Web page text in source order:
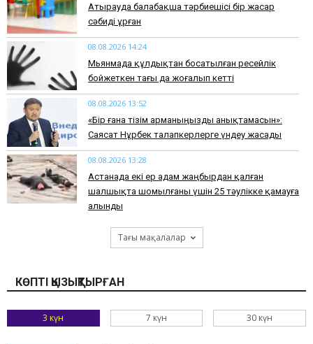
Атырауда балабақша тәрбиешісі бір жасар
сәбиді ұрған
08.08.2026 14:24
Мьянмада құлдықтан босатылған ресейлік
бойжеткен тағы да жоғалып кетті
08.08.2026 13:52
«Бір ғана тізім арманыңызды анықтамасын»:
Саясат Нұрбек талапкерлерге үндеу жасады
08.08.2026 13:28
Астанада екі ер адам жаңбырдан қалған
шалшықта шомылғаны үшін 25 тәулікке қамауға
алынды
Тағы мақалалар
КӨПТІ ҚЫЗЫҚТЫРҒАН
3 күн 7 күн 30 күн